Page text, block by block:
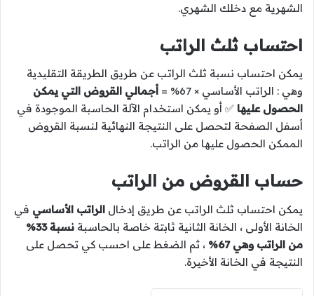
الشهرية مع دخلك الشهري.
احتساب ثلث الراتب
يمكن احتساب نسبة ثلث الراتب عن طريق الطريقة التقليدية
وهي : الراتب الأساسي × 67% =
أجمالي القروض التي يمكن
الحصول عليها ✅ أو يمكن استخدام الآلة الحاسبة الموجودة في
أسفل الصفحة لتحصل على النتيجة النهائية لنسبة القروض
الممكن الحصول عليها من الراتب.
حساب القروض من الراتب
يمكن احتساب ثلث الراتب عن طريق إدخال الراتب الأساسي في
الخانة الأولى ، الخانة الثانية ثابتة خاصة بالحاسبة
نسبة 33%
من الراتب وهي 67%
، ثم الضغط على احسب كي تحصل على
النتيجة في الخانة الأخيرة.